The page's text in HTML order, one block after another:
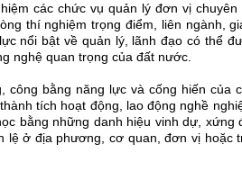
các chức vụ quản lý đơn vị chuyên
thí nghiệm trọng điểm, liên ngành,
nổi bật về quản lý, lãnh đạo có thể
nghệ quan trọng của đất nước.
bằng năng lực và cống hiến của
tích hoạt động, lao động nghề
bằng những danh hiệu vinh dự, xứng
ở địa phương, cơ quan, đơn vị hoặc